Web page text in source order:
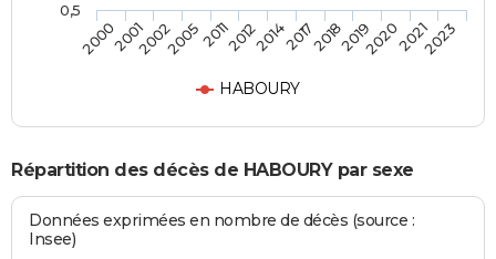
HABOURY
2000200120022005201120122014201720182019202020212023
0,5
Répartition des décès de HABOURY par sexe
Données exprimées en nombre de décès (source :
Insee)